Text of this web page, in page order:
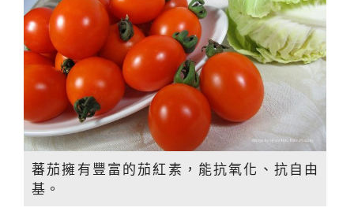
蕃茄擁有豐富的茄紅素，能抗氧化、抗自由
基。